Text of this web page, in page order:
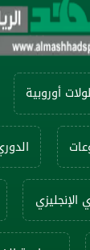
أوروبية
الإنجليزي